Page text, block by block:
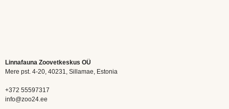
Linnafauna Zoovetkeskus OÜ
Mere pst. 4-20, 40231, Sillamae, Estonia
+372 55597317
info@zoo24.ee